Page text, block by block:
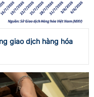
giao dịch hàng hóa